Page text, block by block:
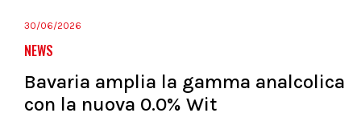
30/06/2026
NEWS
Bavaria amplia la gamma analcolica
con la nuova 0.0% Wit